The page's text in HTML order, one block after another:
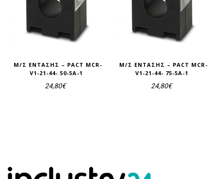
Μ/Σ ΈΝΤΑΣΗΣ – PACT MCR-
V1-21-44- 50-5A-1
24,80€
Μ/Σ ΈΝΤΑΣΗΣ – PACT MCR-
V1-21-44- 75-5A-1
24,80€